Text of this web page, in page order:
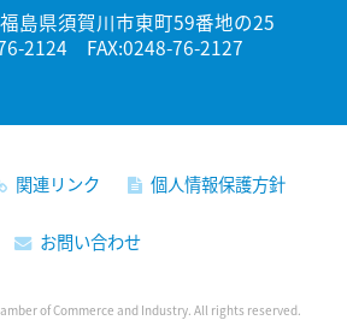
島県須賀川市東町59番地の25
2124 FAX:0248-76-2127
関連リンク 個人情報保護方針
お問い合わせ
of Commerce and Industry. All rights reserved.